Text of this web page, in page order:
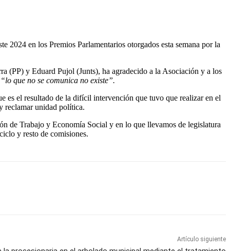
2024 en los Premios Parlamentarios otorgados esta semana por la
(PP) y Eduard Pujol (Junts), ha agradecido a la Asociación y a los
“lo que no se comunica no existe”.
es el resultado de la difícil intervención que tuvo que realizar en el
reclamar unidad política.
de Trabajo y Economía Social y en lo que llevamos de legislatura
y resto de comisiones.
Artículo siguiente